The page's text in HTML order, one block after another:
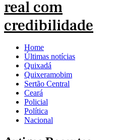
Home
Últimas notícias
Quixadá
Quixeramobim
Sertão Central
Ceará
Policial
Política
Nacional